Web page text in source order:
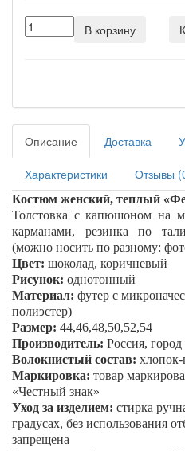
В корзину
Описание Доставка
Характеристики Отзывы
Костюм женский, теплый «
Толстовка с капюшоном на
карманами, резинка по
(можно носить по разному:
Цвет: шоколад, коричневый
Рисунок: однотонный
Материал: футер c
полиэстер)
Размер: 44,46,48,50,52,54
Производитель: Россия,
Волокнистый состав: хлопок-
Маркировка: товар
«Честный знак»
Уход за изделием: стирка
градусах, без использования
запрещена